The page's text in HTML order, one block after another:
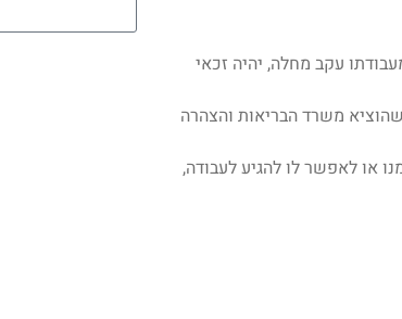
עקב מחלה, יהיה זכאי
משרד הבריאות והצהרה
או לאפשר לו להגיע לעבודה,